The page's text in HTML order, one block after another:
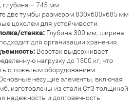
– 745 мм.
две тумбы размером 830х600х685 мм
цоколем для устойчивости.
стенка: Глубина 300 мм, ширина
для организации хранения.
Верстак выдерживает
нагрузку до 1500 кг, что
с тяжелым оборудованием.
несущие элементы, включая
изготовлены из стали Ст3 толщиной
надежность и долговечность.